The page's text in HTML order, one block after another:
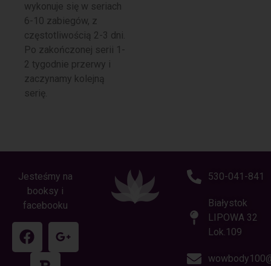
wykonuje się w seriach
6-10 zabiegów, z
częstotliwością 2-3 dni.
Po zakończonej serii 1-
2 tygodnie przerwy i
zaczynamy kolejną
serię.
Jesteśmy na
booksy i
facebooku
530-041-841
Białystok
LIPOWA 32
Lok.109